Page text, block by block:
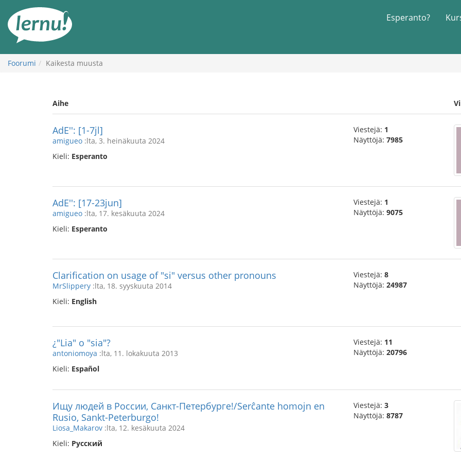
sisältöön
Esperanto?
Foorumi Kaikesta muusta
Aihe
AdE'': [1-7jl]
amigueo :lta, 3. heinäkuuta 2024
Kieli: Esperanto
Viestejä: 1
Näyttöjä: 7985
AdE'': [17-23jun]
amigueo :lta, 17. kesäkuuta 2024
Kieli: Esperanto
Viestejä: 1
Näyttöjä: 9075
Clarification on usage of "si" versus other pronouns
MrSlippery :lta, 18. syyskuuta 2014
Kieli: English
Viestejä: 8
Näyttöjä: 24987
¿"Lia" o "sia"?
antoniomoya :lta, 11. lokakuuta 2013
Kieli: Español
Viestejä: 11
Näyttöjä: 20796
Ищу людей в России, Санкт-Петербурге!/Serĉante homojn en
Rusio, Sankt-Peterburgo!
Liosa_Makarov :lta, 12. kesäkuuta 2024
Kieli: Русский
Viestejä: 3
Näyttöjä: 8787